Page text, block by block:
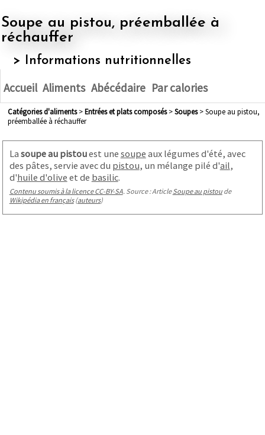
Soupe au pistou, préemballée à
réchauffer
> Informations nutritionnelles
Accueil Aliments Abécédaire Par calories
Catégories d'aliments> entrées et plats composés> soupes> Soupe au pistou,
préemballée à réchauffer
La soupe au pistouest une soupe aux légumes d'été, avec
des pâtes, servie avec du pistou, un mélange pilé d'ail,
d'huile d'olive et de basilic.
Contenu soumis à la licence CC-BY-SA. Source : ArticleSoupe au pistoude
Wikipédia en français(auteurs)